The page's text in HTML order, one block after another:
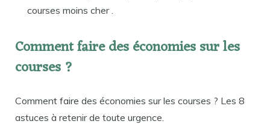
courses moins cher .
Comment faire des économies sur les
courses ?
Comment faire des économies sur les courses ? Les 8
astuces à retenir de toute urgence.